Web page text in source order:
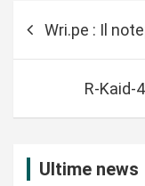
Wri.pe : Il
R-Kaid-
Ultime news